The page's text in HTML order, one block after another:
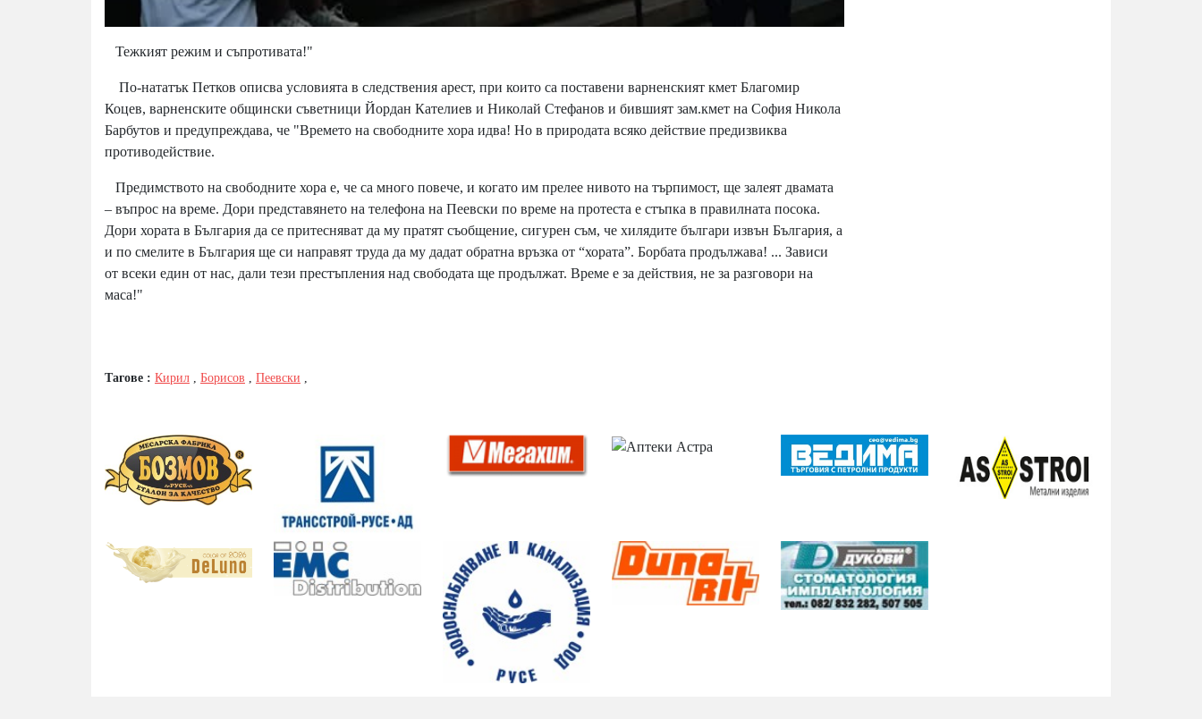
Тежкият режим и съпротивата!"
По-нататък Петков описва условията в следствения арест, при които са поставени варненският кмет Благомир
Коцев, варненските общински съветници Йордан Кателиев и Николай Стефанов и бившият зам.кмет на София Никола
Барбутов и предупреждава, че "Времето на свободните хора идва! Но в природата всяко действие предизвиква
противодействие.
Предимството на свободните хора е, че са много повече, и когато им прелее нивото на търпимост, ще залеят двамата
– въпрос на време. Дори представянето на телефона на Пеевски по време на протеста е стъпка в правилната посока.
Дори хората в България да се притесняват да му пратят съобщение, сигурен съм, че хилядите българи извън България, а
и по смелите в България ще си направят труда да му дадат обратна връзка от “хората”. Борбата продължава! ... Зависи
от всеки един от нас, дали тези престъпления над свободата ще продължат. Време е за действия, не за разговори на
маса!"
Тагове : Кирил , Борисов , Пеевски ,